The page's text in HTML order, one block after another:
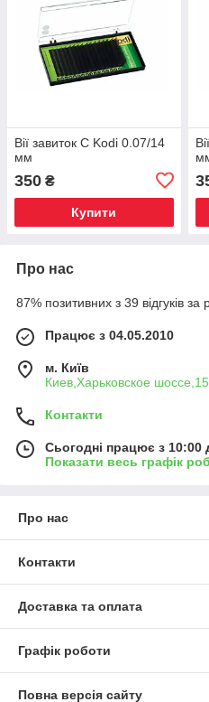
Вії завиток C Kodi 0.07/14
мм
350 ₴
Купити
Про нас
87% позитивних з 39 відгуків за
Працює з 04.05.2010
м. Київ
Киев,Харьковское
Контакти
Сьогодні працює з 10:00
Показати весь графік
Про нас
Контакти
Доставка та оплата
Графік роботи
Повна версія сайту